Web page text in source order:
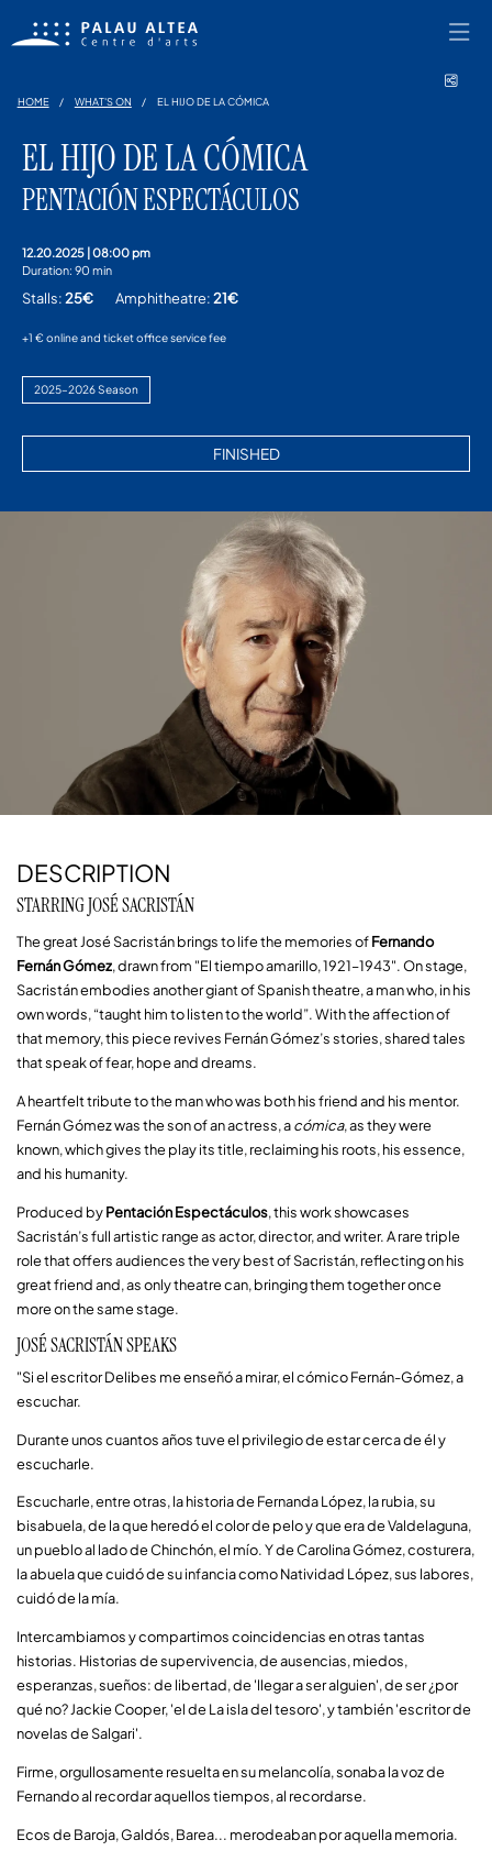
Share
HOME WHAT'S ON EL HIJO DE LA CÓMICA
EL HIJO DE LA CÓMICA
PENTACIÓN ESPECTÁCULOS
12.20.2025 |08:00 pm
Duration: 90 min
Stalls:25€ Amphitheatre:21€
+1 € online and ticket office service fee
2025–2026 Season
FINISHED
DESCRIPTION
STARRING JOSÉ SACRISTÁN
The great José Sacristán brings to life the memories ofFernando
Fernán Gómez, drawn from "El tiempo amarillo, 1921–1943". On stage,
Sacristán embodies another giant of Spanish theatre, a man who, in his
own words, “taught him to listen to the world”. With the affection of
that memory, this piece revives Fernán Gómez’s stories, shared tales
that speak of fear, hope and dreams.
A heartfelt tribute to the man who was both his friend and his mentor.
Fernán Gómez was the son of an actress, acómica, as they were
known, which gives the play its title, reclaiming his roots, his essence,
and his humanity.
Produced byPentación Espectáculos, this work showcases
Sacristán’s full artistic range as actor, director, and writer. A rare triple
role that offers audiences the very best of Sacristán, reflecting on his
great friend and, as only theatre can, bringing them together once
more on the same stage.
JOSÉ SACRISTÁN SPEAKS
"Si el escritor Delibes me enseñó a mirar, el cómico Fernán-Gómez, a
escuchar.
Durante unos cuantos años tuve el privilegio de estar cerca de él y
escucharle.
Escucharle, entre otras, la historia de Fernanda López, la rubia, su
bisabuela, de la que heredó el color de pelo y que era de Valdelaguna,
un pueblo al lado de Chinchón, el mío. Y de Carolina Gómez, costurera,
la abuela que cuidó de su infancia como Natividad López, sus labores,
cuidó de la mía.
Intercambiamos y compartimos coincidencias en otras tantas
historias. Historias de supervivencia, de ausencias, miedos,
esperanzas, sueños: de libertad, de 'llegar a ser alguien', de ser ¿por
qué no? Jackie Cooper, 'el de La isla del tesoro', y también 'escritor de
novelas de Salgari'.
Firme, orgullosamente resuelta en su melancolía, sonaba la voz de
Fernando al recordar aquellos tiempos, al recordarse.
Ecos de Baroja, Galdós, Barea... merodeaban por aquella memoria.